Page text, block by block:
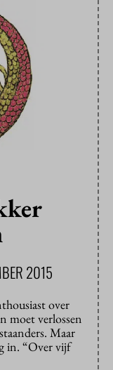
2015
over
moet verlossen
Maar
in. “Over vijf